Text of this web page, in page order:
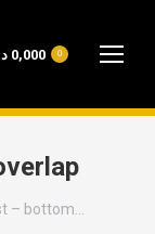
0,000 0
– bottom…